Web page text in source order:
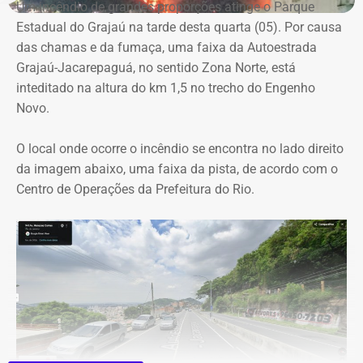
termo de referência.
Outro ponto que chamou a atenção dos técnicos foi a
ausência de critérios objetivos para justificar a
contratação da equipe prevista. Em uma das fases do
projeto, o contrato estimava a atuação de 76
superior a R$ 28 mil. Em alguns casos, como o de
consultores especializados, os valores chegavam a quase
R$ 75 mil por profissional, sem que houvesse justificativa
Serviços pagos teriam reaproveitado
dados já existentes
O relatório também questiona a efetiva entrega dos
serviços contratados. Segundo a auditoria, uma das
Um incêndio de grandes proporções atinge o Parque
Estadual do Grajaú na tarde desta quarta (05). Por causa
das chamas e da fumaça, uma faixa da Autoestrada
Grajaú-Jacarepaguá, no sentido Zona Norte, está
inteditado na altura do km 1,5 no trecho do Engenho
Novo.
O local onde ocorre o incêndio se encontra no lado direito
da imagem abaixo, uma faixa da pista, de acordo com o
Centro de Operações da Prefeitura do Rio.